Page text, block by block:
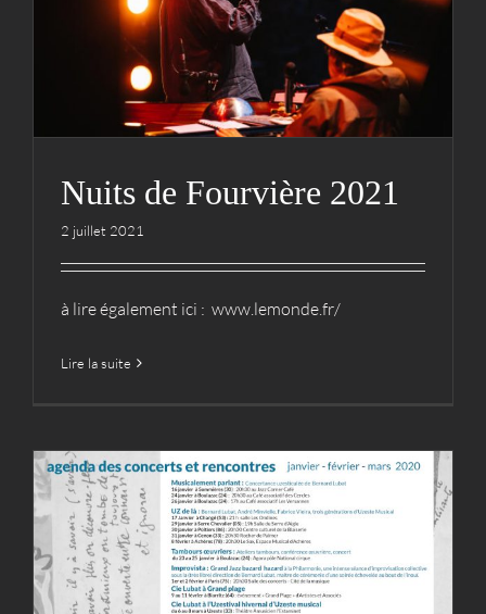
Actualités
Nuits de Fourvière 2021
2 juillet 2021
à lire également ici : www.lemonde.fr/
Lire la suite
Agenda Janvier – Février –
Mars 2020
Archives Cie